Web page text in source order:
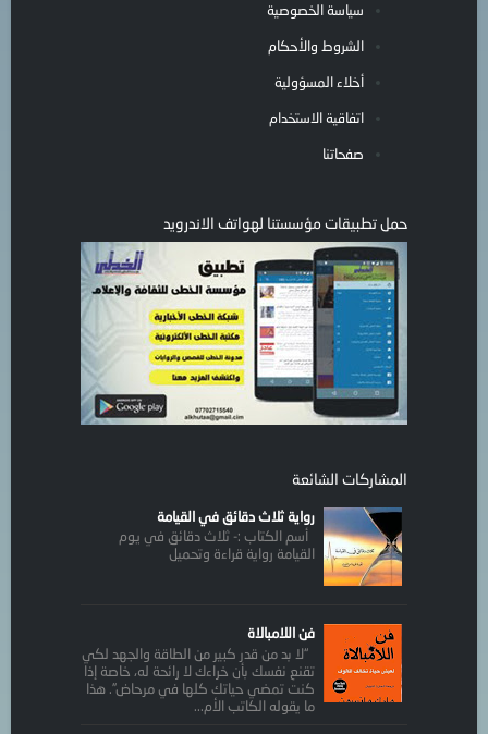
سياسة الخصوصية
الشروط والأحكام
أخلاء المسؤولية
اتفاقية الاستخدام
صفحاتنا
حمل تطبيقات مؤسستنا لهواتف الاندرويد
المشاركات الشائعة
رواية ثلاث دقائق في القيامة
أسم الكتاب :- ثلاث دقائق في يوم
القيامة رواية قراءة وتحميل
فن اللامبالاة
“لا بد من قدر كبير من الطاقة والجهد لكي
تقنع نفسك بأن خراءك لا رائحة له، خاصة إذا
كنت تمضي حياتك كلها في مرحاض”. هذا
ما يقوله الكاتب الأم...